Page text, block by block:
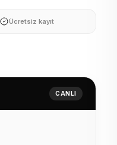
Ücretsiz kayıt
CANLI